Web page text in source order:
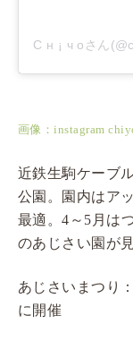
С н ¡ ч оさん
画像：instagram
近鉄生駒ケーブ
公園。園内はア
最適。4～5月は
のあじさい園が
あじさいまつり
に開催